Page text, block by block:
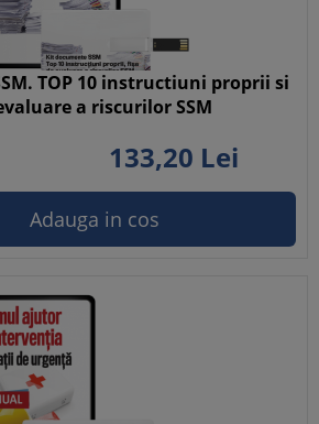
TOP 10 instructiuni proprii si
a riscurilor SSM
133,20 Lei
Adauga in cos